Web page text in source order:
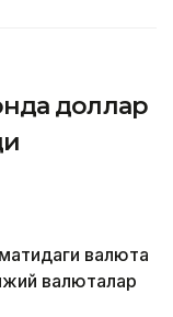
доллар
валюта
валюталар